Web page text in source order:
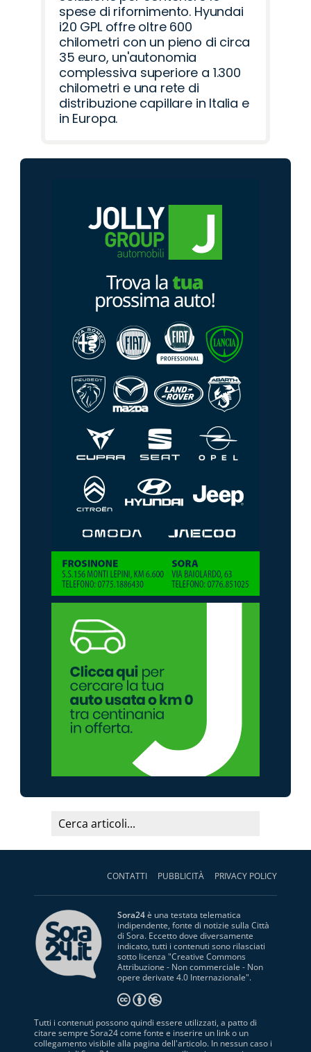
spese di rifornimento. Hyundai
i20 GPL offre oltre 600
chilometri con un pieno di circa
35 euro, un'autonomia
complessiva superiore a 1.300
chilometri e una rete di
distribuzione capillare in Italia e
in Europa.
CONTATTI PUBBLICITÀ PRIVACY POLICY
Sora24è una testata telematica
indipendente, fonte di notizie sulla Città
di Sora. Eccetto dove diversamente
indicato, tutti i contenuti sono rilasciati
sotto licenza "Creative Commons
Attribuzione - Non commerciale - Non
opere derivate 4.0 Internazionale".
Tutti i contenuti possono quindi essere utilizzati, a patto di
citare sempre Sora24 come fonte e inserire un link o un
collegamento visibile alla pagina dell'articolo. In nessun caso i